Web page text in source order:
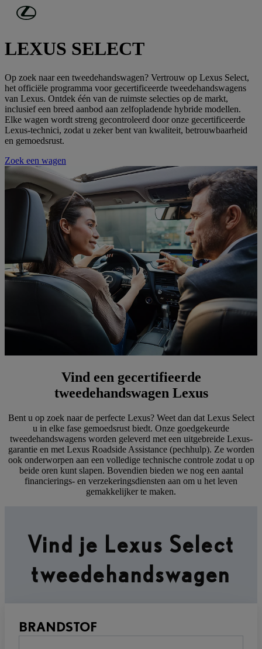
Ga naar de hoofdinhoud
Tweedehandswagens
LEXUS SELECT
Op zoek naar een tweedehandswagen? Vertrouw op Lexus Select,
het officiële programma voor gecertificeerde tweedehandswagens
van Lexus. Ontdek één van de ruimste selecties op de markt,
inclusief een breed aanbod aan zelfopladende hybride modellen.
Elke wagen wordt streng gecontroleerd door onze gecertificeerde
Lexus-technici, zodat u zeker bent van kwaliteit, betrouwbaarheid
en gemoedsrust.
Zoek een wagen
Vind een gecertifieerde
tweedehandswagen Lexus
Bent u op zoek naar de perfecte Lexus? Weet dan dat Lexus Select
u in elke fase gemoedsrust biedt. Onze goedgekeurde
tweedehandswagens worden geleverd met een uitgebreide Lexus-
garantie en met Lexus Roadside Assistance (pechhulp). Ze worden
ook onderworpen aan een volledige technische controle zodat u op
beide oren kunt slapen. Bovendien bieden we nog een aantal
financierings- en verzekeringsdiensten aan om u het leven
gemakkelijker te maken.
Vind je Lexus Select
tweedehandswagen
BRANDSTOF